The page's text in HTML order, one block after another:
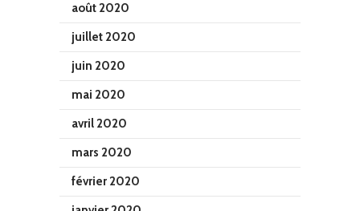
août 2020
juillet 2020
juin 2020
mai 2020
avril 2020
mars 2020
février 2020